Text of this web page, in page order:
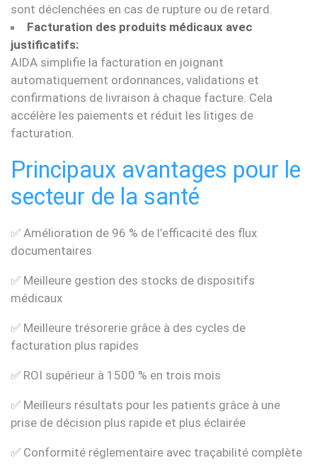
sont déclenchées en cas de rupture ou de retard.
Facturation des produits médicaux avec
justificatifs:
AIDA simplifie la facturation en joignant
automatiquement ordonnances, validations et
confirmations de livraison à chaque facture. Cela
accélère les paiements et réduit les litiges de
facturation.
Principaux avantages pour le
secteur de la santé
✅ Amélioration de 96 % de l’efficacité des flux
documentaires
✅ Meilleure gestion des stocks de dispositifs
médicaux
✅ Meilleure trésorerie grâce à des cycles de
facturation plus rapides
✅ ROI supérieur à 1500 % en trois mois
✅ Meilleurs résultats pour les patients grâce à une
prise de décision plus rapide et plus éclairée
✅ Conformité réglementaire avec traçabilité complète